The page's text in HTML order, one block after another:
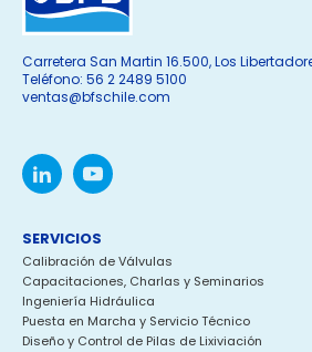
SERVICIOS
Calibración de Válvulas
Capacitaciones, Charlas y Seminarios
Ingeniería Hidráulica
Puesta en Marcha y Servicio Técnico
Diseño y Control de Pilas de Lixiviación
Carretera San Martin 16.500, Los
Teléfono: 56 2 2489 5100
ventas@bfschile.com